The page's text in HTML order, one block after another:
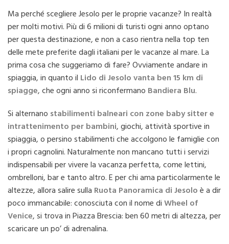
Ma perché scegliere Jesolo per le proprie vacanze? In realtà
per molti motivi. Più di 6 milioni di turisti ogni anno optano
per questa destinazione, e non a caso rientra nella top ten
delle mete preferite dagli italiani per le vacanze al mare. La
prima cosa che suggeriamo di fare? Ovviamente andare in
spiaggia, in quanto il Lido di Jesolo vanta ben 15 km di
spiagge, che ogni anno si riconfermano Bandiera Blu.
Si alternano stabilimenti balneari con zone baby sitter e
intrattenimento per bambini, giochi, attività sportive in
spiaggia, o persino stabilimenti che accolgono le famiglie con
i propri cagnolini. Naturalmente non mancano tutti i servizi
indispensabili per vivere la vacanza perfetta, come lettini,
ombrelloni, bar e tanto altro. E per chi ama particolarmente le
altezze, allora salire sulla Ruota Panoramica di Jesoloè a dir
poco immancabile: conosciuta con il nome diWheel of
Venice, si trova in Piazza Brescia: ben 60 metri di altezza, per
scaricare un po’ di adrenalina.